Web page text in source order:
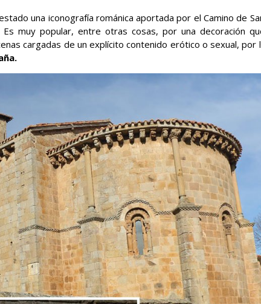
una iconografía románica aportada por el Camino de
muy popular, entre otras cosas, por una decoración
cargadas de un explícito contenido erótico o sexual, por